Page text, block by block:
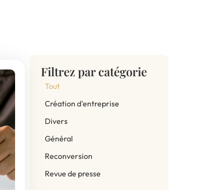
Filtrez par catégorie
Création d'entreprise
Divers
Général
Reconversion
Revue de presse
Tout